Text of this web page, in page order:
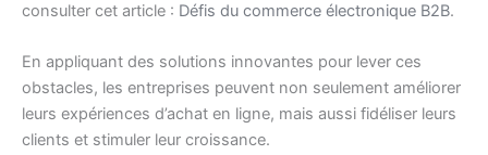
consulter cet article : Défis du commerce électronique B2B.
En appliquant des solutions innovantes pour lever ces
obstacles, les entreprises peuvent non seulement améliorer
leurs expériences d’achat en ligne, mais aussi fidéliser leurs
clients et stimuler leur croissance.